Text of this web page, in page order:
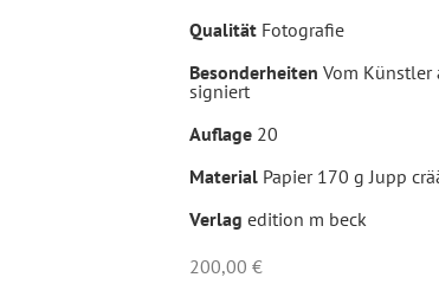
Qualität Fotografie
Besonderheiten Vom
signiert
Auflage 20
Material Papier 170 g Jupp
Verlag edition m beck
200,00 €